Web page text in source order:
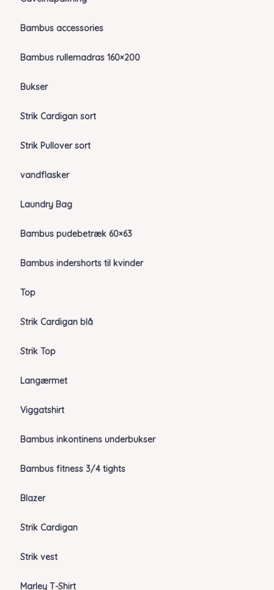
Bambus accessories
Bambus rullemadras 160×200
Bukser
Strik Cardigan sort
Strik Pullover sort
vandflasker
Laundry Bag
Bambus pudebetræk 60×63
Bambus indershorts til kvinder
Top
Strik Cardigan blå
Strik Top
Langærmet
Viggatshirt
Bambus inkontinens underbukser
Bambus fitness 3/4 tights
Blazer
Strik Cardigan
Strik vest
Marley T-Shirt